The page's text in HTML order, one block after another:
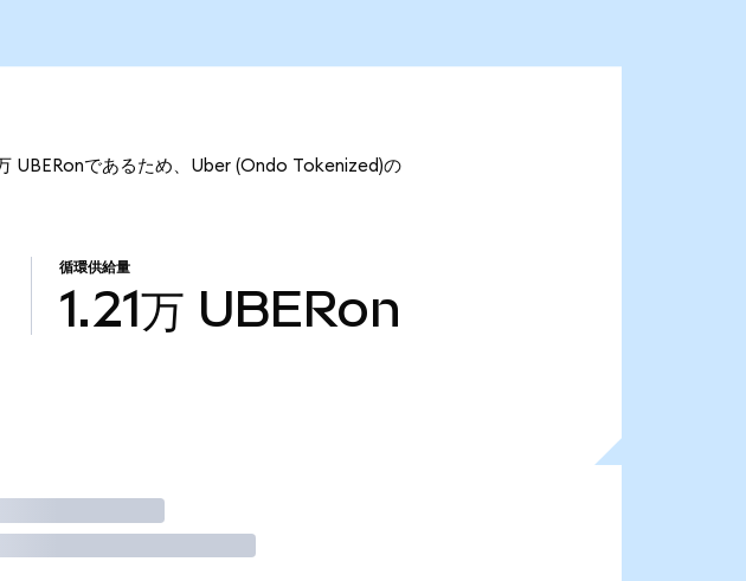
UBERonであるため、Uber (Ondo Tokenized)の
循環供給量
1.21万 UBERon
引